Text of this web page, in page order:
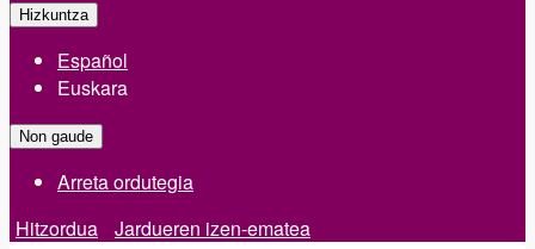
Hizkuntza
Español
Euskara
Non gaude
Arreta ordutegia
Hitzordua
Jardueren izen-ematea